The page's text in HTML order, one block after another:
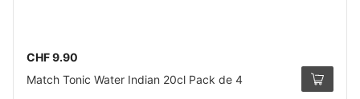
CHF 9.90
Match Tonic Water Indian 20cl Pack de 4